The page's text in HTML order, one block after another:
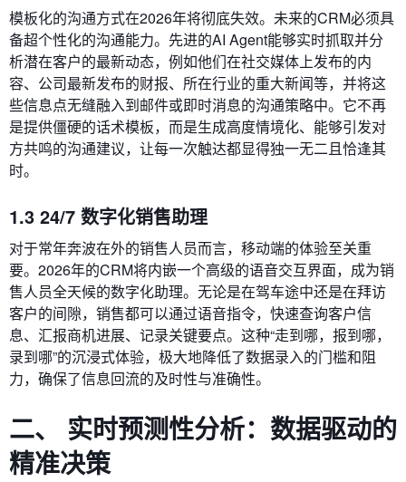
模板化的沟通方式在2026年将彻底失效。未来的CRM必须具
备超个性化的沟通能力。先进的AI Agent能够实时抓取并分
析潜在客户的最新动态，例如他们在社交媒体上发布的内
容、公司最新发布的财报、所在行业的重大新闻等，并将这
些信息点无缝融入到邮件或即时消息的沟通策略中。它不再
是提供僵硬的话术模板，而是生成高度情境化、能够引发对
方共鸣的沟通建议，让每一次触达都显得独一无二且恰逢其
时。
1.3 24/7 数字化销售助理
对于常年奔波在外的销售人员而言，移动端的体验至关重
要。2026年的CRM将内嵌一个高级的语音交互界面，成为销
售人员全天候的数字化助理。无论是在驾车途中还是在拜访
客户的间隙，销售都可以通过语音指令，快速查询客户信
息、汇报商机进展、记录关键要点。这种“走到哪，报到哪，
录到哪”的沉浸式体验，极大地降低了数据录入的门槛和阻
力，确保了信息回流的及时性与准确性。
二、 实时预测性分析：数据驱动的
精准决策